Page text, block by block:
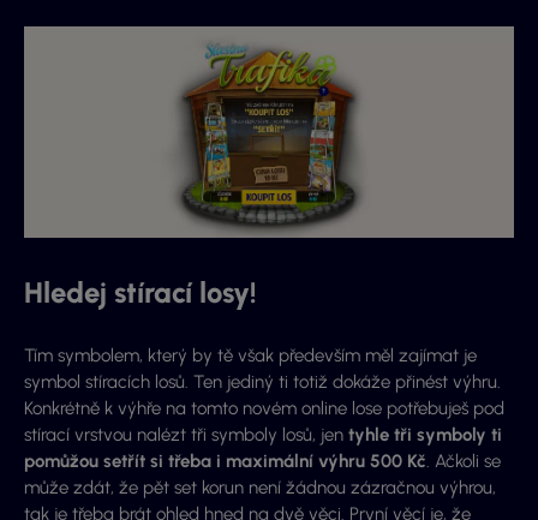
Hledej stírací losy!
Tím symbolem, který by tě však především měl zajímat je
symbol stíracích losů. Ten jediný ti totiž dokáže přinést výhru.
Konkrétně k výhře na tomto novém online lose potřebuješ pod
stírací vrstvou nalézt tři symboly losů, jen tyhle tři symboly ti
pomůžou setřít si třeba i maximální výhru 500 Kč. Ačkoli se
může zdát, že pět set korun není žádnou zázračnou výhrou,
tak je třeba brát ohled hned na dvě věci. První věcí je, že